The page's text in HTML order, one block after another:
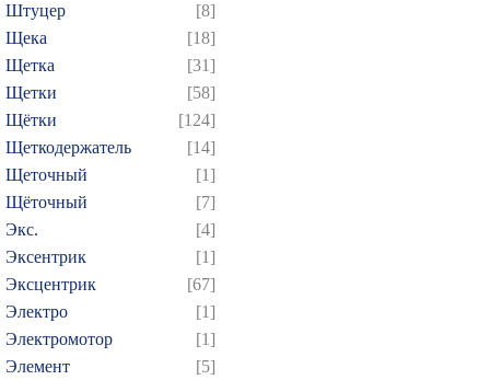
Штуцер
[8]
Щека
[18]
Щетка
[31]
Щетки
[58]
Щётки
[124]
Щеткодержатель
[14]
Щеточный
[1]
Щёточный
[7]
Экс.
[4]
Эксентрик
[1]
Эксцентрик
[67]
Электро
[1]
Электромотор
[1]
Элемент
[5]